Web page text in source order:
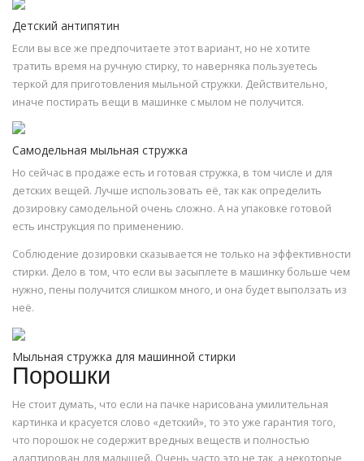
Детский антипятин
Если вы все же предпочитаете этот вариант, но не хотите
тратить время на ручную стирку, то наверняка пользуетесь
теркой для приготовления мыльной стружки. Действительно,
иначе постирать вещи в машинке с мылом не получится.
Самодельная мыльная стружка
Но сейчас в продаже есть и готовая стружка, в том числе и для
детских вещей. Лучше использовать её, так как определить
дозировку самодельной очень сложно. А на упаковке готовой
есть инструкция по применению.
Соблюдение дозировки сказывается не только на эффективности
стирки. Дело в том, что если вы засыплете в машинку больше чем
нужно, пены получится слишком много, и она будет выползать из
неё.
Мыльная стружка для машинной стирки
Порошки
Не стоит думать, что если на пачке нарисована умилительная
картинка и красуется слово «детский», то это уже гарантия того,
что порошок не содержит вредных веществ и полностью
адаптирован для малышей. Очень часто это не так, а некоторые